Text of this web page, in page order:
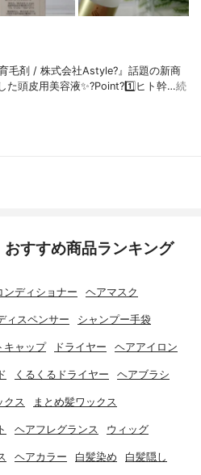
毛剤 / 株式会社Astyle?』話題の新商
た頭皮用美容液✨?Point?1️⃣ヒト幹…続
すすめ商品ランキング
ンディショナー ヘアマスク
ィスペンサー シャンプー手袋
キャップ ドライヤー ヘアアイロン
くるくるドライヤー ヘアブラシ
クス まとめ髪ワックス
ヘアフレグランス ウィッグ
ヘアカラー 白髪染め 白髪隠し